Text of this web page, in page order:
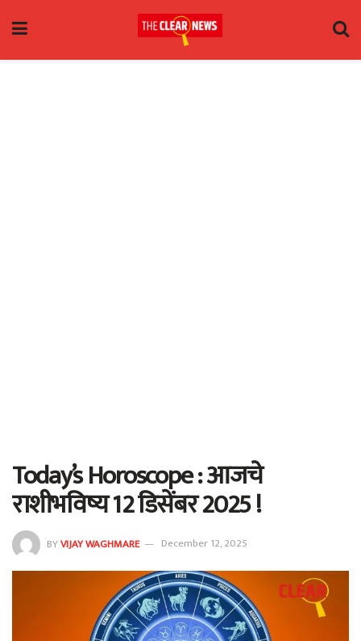
Today’s Horoscope : आजचे
राशीभविष्य 12 डिसेंबर 2025 !
BYVIJAY WAGHMARE December 12, 2025